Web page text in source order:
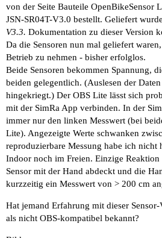
von der Seite Bauteile OpenBikeSensor
JSN-SR04T-V3.0 bestellt. Geliefert
V3.3. Dokumentation zu dieser Version
Da die Sensoren nun mal geliefert
Betrieb zu nehmen - bisher erfolglos.
Beide Sensoren bekommen Spannung,
beiden gelegentlich. (Auslesen der
hingekriegt.) Der OBS Lite lässt sich
mit der SimRa App verbinden. In der
immer nur den linken Messwert (bei
Lite). Angezeigte Werte schwanken
reproduzierbare Messung habe ich nicht
Indoor noch im Freien. Einzige
Sensor mit der Hand abdeckt und die
kurzzeitig ein Messwert von > 200 cm
Hat jemand Erfahrung mit dieser
als nicht OBS-kompatibel bekannt?